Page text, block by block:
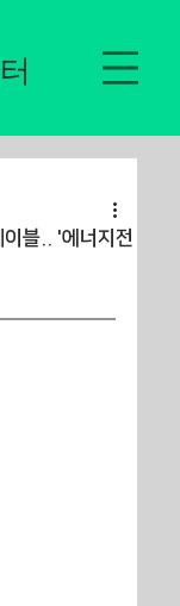
블.. '에너지전